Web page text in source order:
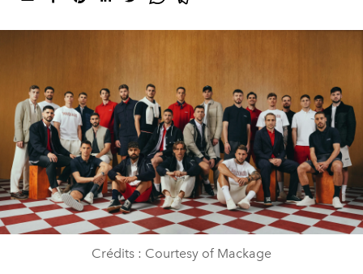
Crédits : Courtesy of Mackage